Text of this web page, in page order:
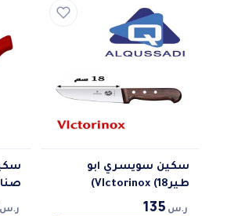
سكين سويسري ابو
طيرVIctorinox (18)
ر.س 135 ر.س